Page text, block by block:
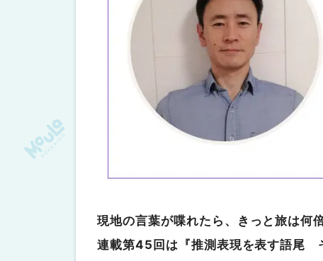
現地の言葉が喋れたら、きっと旅は何
連載第45回は『推測表現を表す語尾